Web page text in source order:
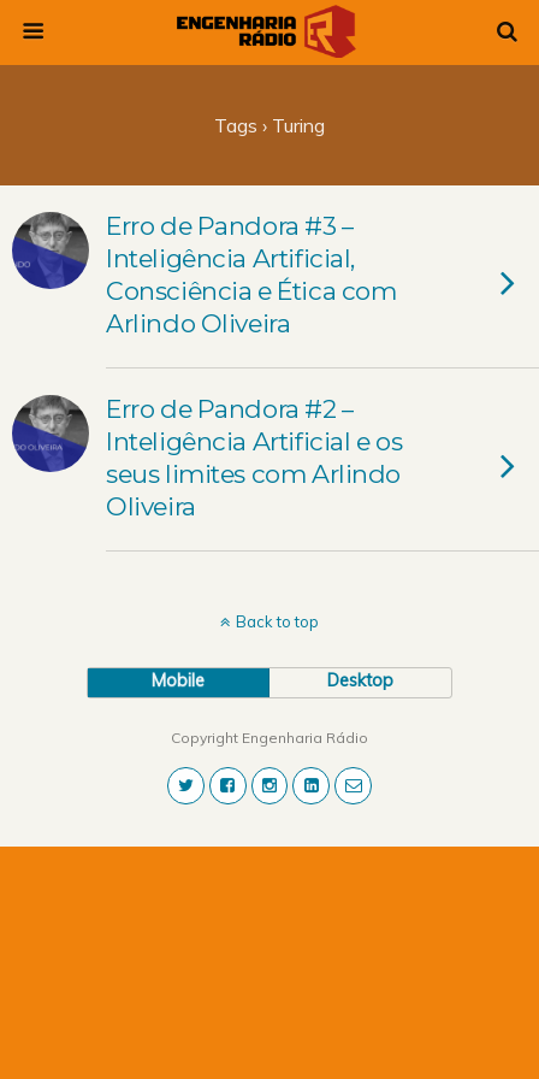
Tags › Turing
Erro de Pandora #3 –
Inteligência Artificial,
Consciência e Ética com
Arlindo Oliveira
Erro de Pandora #2 –
Inteligência Artificial e os
seus limites com Arlindo
Oliveira
Back to top
Mobile Desktop
Copyright Engenharia Rádio